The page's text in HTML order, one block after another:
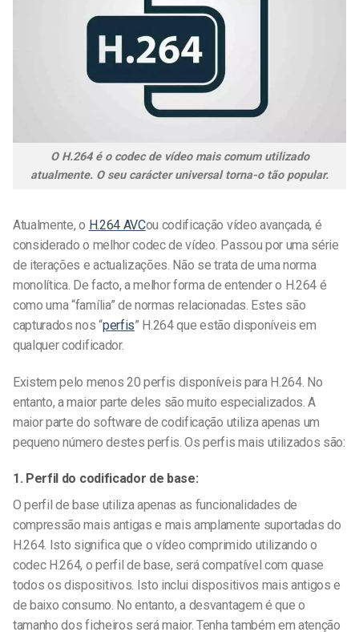
O H.264 é o codec de vídeo mais comum utilizado
atualmente. O seu carácter universal torna-o tão popular.
Atualmente, o H.264 AVCou codificação vídeo avançada, é
considerado o melhor codec de vídeo. Passou por uma série
de iterações e actualizações. Não se trata de uma norma
monolítica. De facto, a melhor forma de entender o H.264 é
como uma “família” de normas relacionadas. Estes são
capturados nos “perfis” H.264 que estão disponíveis em
qualquer codificador.
Existem pelo menos 20 perfis disponíveis para H.264. No
entanto, a maior parte deles são muito especializados. A
maior parte do software de codificação utiliza apenas um
pequeno número destes perfis. Os perfis mais utilizados são:
1. Perfil do codificador de base:
O perfil de base utiliza apenas as funcionalidades de
compressão mais antigas e mais amplamente suportadas do
H.264. Isto significa que o vídeo comprimido utilizando o
codec H.264, o perfil de base, será compatível com quase
todos os dispositivos. Isto inclui dispositivos mais antigos e
de baixo consumo. No entanto, a desvantagem é que o
tamanho dos ficheiros será maior. Tenha também em atenção